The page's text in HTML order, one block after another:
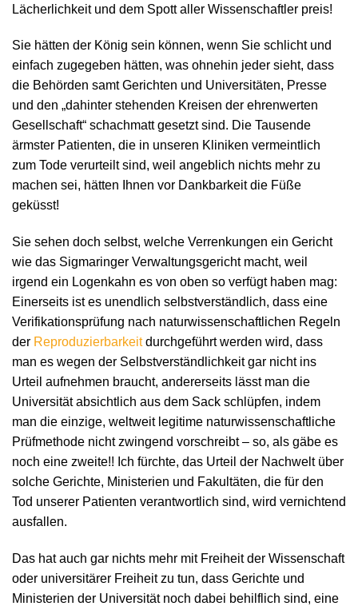
Lächerlichkeit und dem Spott aller Wissenschaftler preis!
Sie hätten der König sein können, wenn Sie schlicht und
einfach zugegeben hätten, was ohnehin jeder sieht, dass
die Behörden samt Gerichten und Universitäten, Presse
und den „dahinter stehenden Kreisen der ehrenwerten
Gesellschaft“ schachmatt gesetzt sind. Die Tausende
ärmster Patienten, die in unseren Kliniken vermeintlich
zum Tode verurteilt sind, weil angeblich nichts mehr zu
machen sei, hätten Ihnen vor Dankbarkeit die Füße
geküsst!
Sie sehen doch selbst, welche Verrenkungen ein Gericht
wie das Sigmaringer Verwaltungsgericht macht, weil
irgend ein Logenkahn es von oben so verfügt haben mag:
Einerseits ist es unendlich selbstverständlich, dass eine
Verifikationsprüfung nach naturwissenschaftlichen Regeln
der Reproduzierbarkeitdurchgeführt werden wird, dass
man es wegen der Selbstverständlichkeit gar nicht ins
Urteil aufnehmen braucht, andererseits lässt man die
Universität absichtlich aus dem Sack schlüpfen, indem
man die einzige, weltweit legitime naturwissenschaftliche
Prüfmethode nicht zwingend vorschreibt – so, als gäbe es
noch eine zweite!! Ich fürchte, das Urteil der Nachwelt über
solche Gerichte, Ministerien und Fakultäten, die für den
Tod unserer Patienten verantwortlich sind, wird vernichtend
ausfallen.
Das hat auch gar nichts mehr mit Freiheit der Wissenschaft
oder universitärer Freiheit zu tun, dass Gerichte und
Ministerien der Universität noch dabei behilflich sind, eine